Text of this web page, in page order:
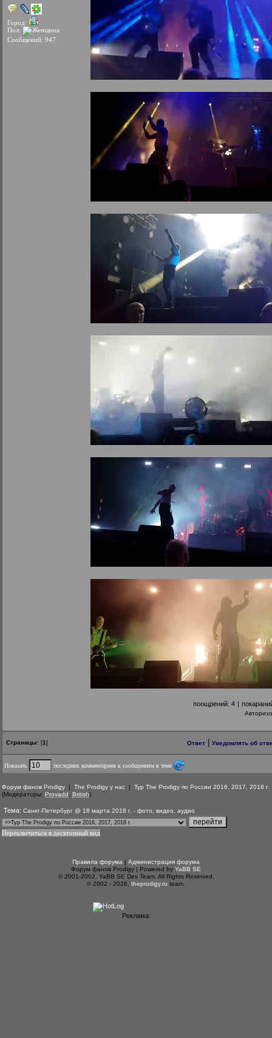
Город:
Пол:
Сообщений: 947
поощрений: 4 |
Страницы: [1] Ответ Уведомлять об
Показать последних комментариев к сообщениям в теме
Форум фанов Prodigy | The Prodigy у нас | Тур The Prodigy по России 2016, 2017, 2018 г.
(Модераторы: Provadd British)
Тема: Санкт-Петербург @ 18 марта 2018 г. - фото, видео, аудио
Переключиться в десктопный вид
Правила форума | Администрация форума
Форум фанов Prodigy | Powered by YaBB SE
© 2001-2002, YaBB SE Dev Team. All Rights Reserved.
© 2002 - 2026, theprodigy.ru team.
Реклама: